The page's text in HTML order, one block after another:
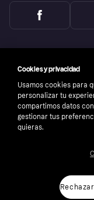
Número de empresa: 556737-
Aviso
Cookies y privacidad
Usamos cookies para
personalizar tu
compartimos datos
gestionar tus
quieras.